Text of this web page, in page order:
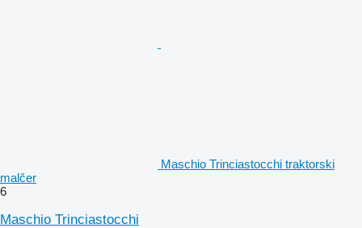
Maschio Trinciastocchi traktorski
malčer
6
Maschio Trinciastocchi